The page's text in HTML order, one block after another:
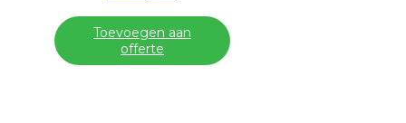
Toevoegen aan
offerte